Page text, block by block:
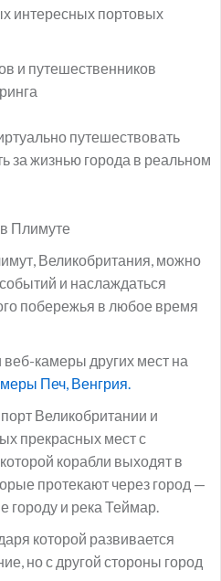
интересных портовых
и путешественников
путешествовать
за жизнью города в реальном
Плимуте
Великобритания, можно
и наслаждаться
побережья в любое время
камеры других мест на
Печ, Венгрия.
Великобритании и
прекрасных мест с
корабли выходят в
протекают через город —
городу и река Теймар.
которой развивается
но с другой стороны город